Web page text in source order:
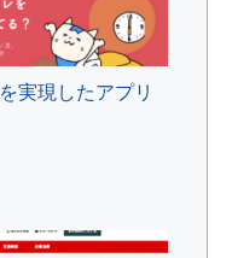
実現したアプリ